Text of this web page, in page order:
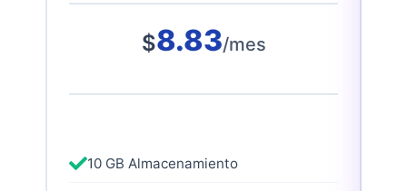
$8.83/mes
10 GB Almacenamiento